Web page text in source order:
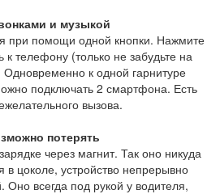
и музыкой
при помощи одной кнопки. Нажмите
телефону (только не забудьте на
к одной гарнитуре
подключать 2 смартфона. Есть
вызова.
потерять
через магнит. Так оно никуда
в цоколе, устройство непрерывно
Оно всегда под рукой у водителя,